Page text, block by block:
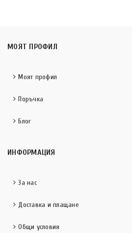
МОЯТ ПРОФИЛ
Моят профил
Поръчка
Блог
ИНФОРМАЦИЯ
За нас
Доставка и плащане
Общи условия